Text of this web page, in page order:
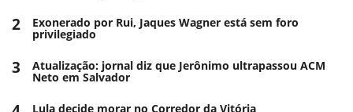
2 Exonerado por Rui, Jaques Wagner está sem foro
privilegiado
3 Atualização: jornal diz que Jerônimo ultrapassou ACM
Neto em Salvador
Lula decide morar no Corredor da Vitória